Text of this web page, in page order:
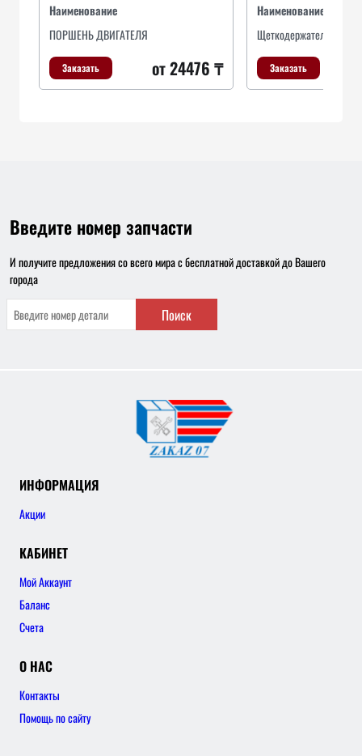
Наименование
ПОРШЕНЬ ДВИГАТЕЛЯ
Заказать от 24476 ₸
Наименование
Щеткодержатель
Заказать
Введите номер запчасти
И получите предложения со всего мира с бесплатной доставкой до Вашего
города
Поиск
ИНФОРМАЦИЯ
Акции
КАБИНЕТ
Мой Аккаунт
Баланс
Счета
О НАС
Контакты
Помощь по сайту